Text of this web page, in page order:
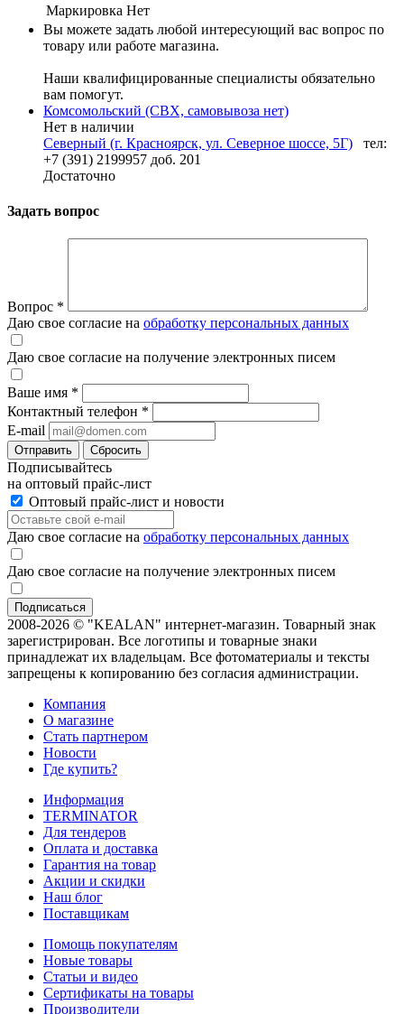
Маркировка Нет
Вы можете задать любой интересующий вас вопрос по
товару или работе магазина.
Наши квалифицированные специалисты обязательно
вам помогут.
Комсомольский (СВХ, самовывоза нет)
Нет в наличии
Северный (г. Красноярск, ул. Северное шоссе, 5Г)
тел:
+7 (391) 2199957 доб. 201
Достаточно
Задать вопрос
Вопрос *
Даю свое согласие на обработку персональных данных
Даю свое согласие на получение электронных писем
Ваше имя *
Контактный телефон *
E-mail
Отправить Сбросить
Подписывайтесь
на оптовый прайс-лист
Оптовый прайс-лист и новости
Даю свое согласие на обработку персональных данных
Даю свое согласие на получение электронных писем
2008-2026 © "KEALAN" интернет-магазин. Товарный знак
зарегистрирован. Все логотипы и товарные знаки
принадлежат их владельцам. Все фотоматериалы и тексты
запрещены к копированию без согласия администрации.
Компания
О магазине
Стать партнером
Новости
Где купить?
Информация
TERMINATOR
Для тендеров
Оплата и доставка
Гарантия на товар
Акции и скидки
Наш блог
Поставщикам
Помощь покупателям
Новые товары
Статьи и видео
Сертификаты на товары
Производители